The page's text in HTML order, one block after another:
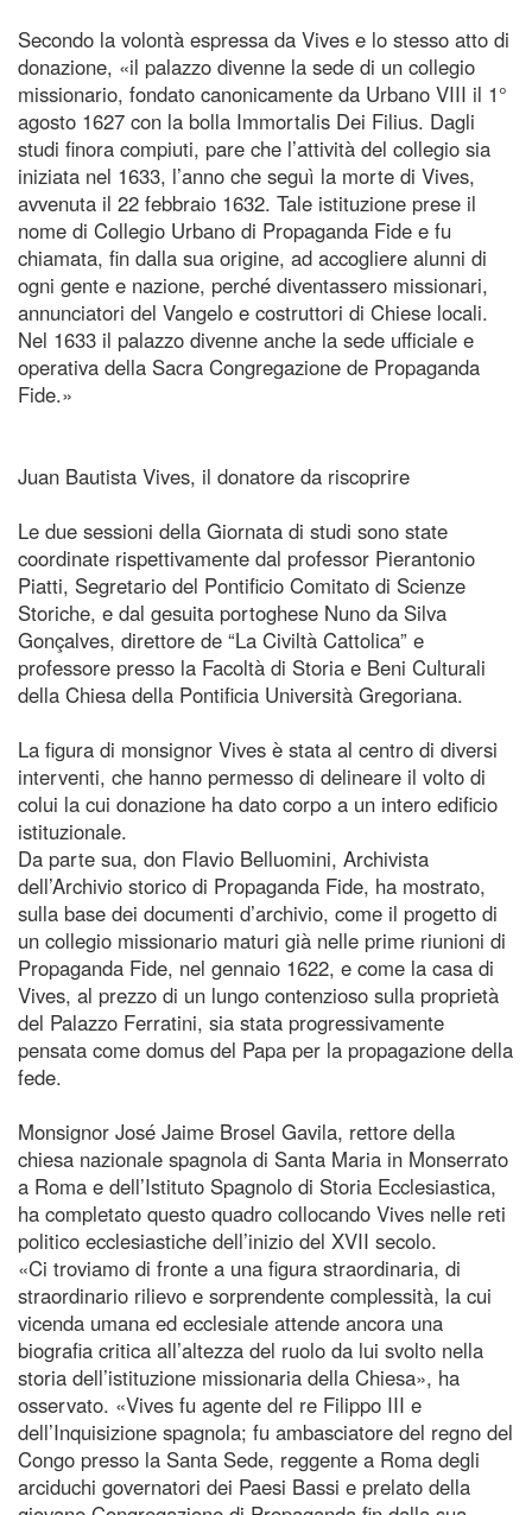
Secondo la volontà espressa da Vives e lo stesso atto di
donazione, «il palazzo divenne la sede di un collegio
missionario, fondato canonicamente da Urbano VIII il 1°
agosto 1627 con la bolla Immortalis Dei Filius. Dagli
studi finora compiuti, pare che l’attività del collegio sia
iniziata nel 1633, l’anno che seguì la morte di Vives,
avvenuta il 22 febbraio 1632. Tale istituzione prese il
nome di Collegio Urbano di Propaganda Fide e fu
chiamata, fin dalla sua origine, ad accogliere alunni di
ogni gente e nazione, perché diventassero missionari,
annunciatori del Vangelo e costruttori di Chiese locali.
Nel 1633 il palazzo divenne anche la sede ufficiale e
operativa della Sacra Congregazione de Propaganda
Fide.»
Juan Bautista Vives, il donatore da riscoprire
Le due sessioni della Giornata di studi sono state
coordinate rispettivamente dal professor Pierantonio
Piatti, Segretario del Pontificio Comitato di Scienze
Storiche, e dal gesuita portoghese Nuno da Silva
Gonçalves, direttore de “La Civiltà Cattolica” e
professore presso la Facoltà di Storia e Beni Culturali
della Chiesa della Pontificia Università Gregoriana.
La figura di monsignor Vives è stata al centro di diversi
interventi, che hanno permesso di delineare il volto di
colui la cui donazione ha dato corpo a un intero edificio
istituzionale.
Da parte sua, don Flavio Belluomini, Archivista
dell’Archivio storico di Propaganda Fide, ha mostrato,
sulla base dei documenti d’archivio, come il progetto di
un collegio missionario maturi già nelle prime riunioni di
Propaganda Fide, nel gennaio 1622, e come la casa di
Vives, al prezzo di un lungo contenzioso sulla proprietà
del Palazzo Ferratini, sia stata progressivamente
pensata come domus del Papa per la propagazione della
fede.
Monsignor José Jaime Brosel Gavila, rettore della
chiesa nazionale spagnola di Santa Maria in Monserrato
a Roma e dell’Istituto Spagnolo di Storia Ecclesiastica,
ha completato questo quadro collocando Vives nelle reti
politico ecclesiastiche dell’inizio del XVII secolo.
«Ci troviamo di fronte a una figura straordinaria, di
straordinario rilievo e sorprendente complessità, la cui
vicenda umana ed ecclesiale attende ancora una
biografia critica all’altezza del ruolo da lui svolto nella
storia dell’istituzione missionaria della Chiesa», ha
osservato. «Vives fu agente del re Filippo III e
dell’Inquisizione spagnola; fu ambasciatore del regno del
Congo presso la Santa Sede, reggente a Roma degli
arciduchi governatori dei Paesi Bassi e prelato della